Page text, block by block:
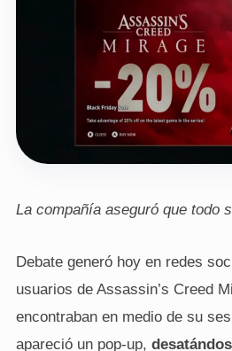
La compañía aseguró que todo
Debate generó hoy en redes
usuarios de Assassin’s Creed
encontraban en medio de su
apareció un pop-up,